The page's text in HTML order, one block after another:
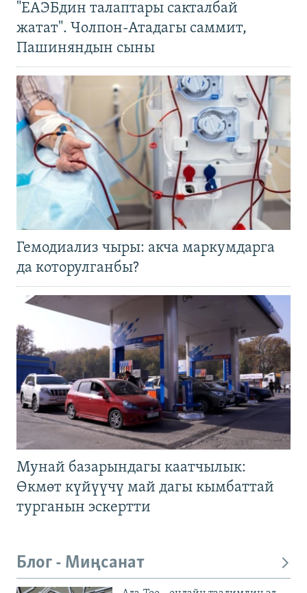
"ЕАЭБдин талаптары сакталбай
жатат". Чолпон-Атадагы саммит,
Пашиняндын сыны
Гемодиализ чыры: акча маркумдарга
да которулганбы?
Мунай базарындагы каатчылык:
Өкмөт күйүүчү май дагы кымбаттай
турганын эскертти
Блог - Миңсанат